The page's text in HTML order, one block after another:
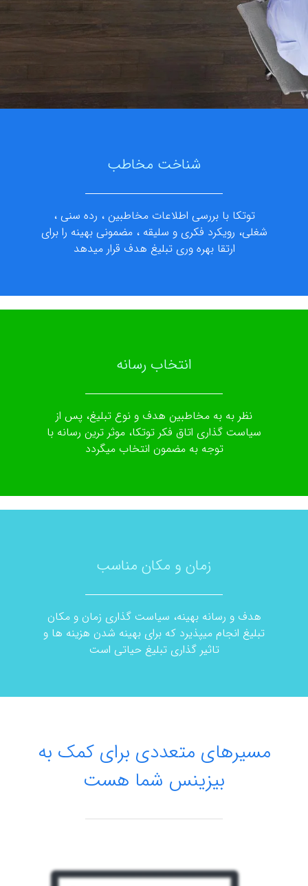
شناخت مخاطب
توتکا با بررسی اطلاعات مخاطبین ، رده سنی ،
شغلی، رویکرد فکری و سلیقه ، مضمونی بهینه را برای
ارتقا بهره وری تبلیغ هدف قرار میدهد
انتخاب رسانه
نظر به به مخاطبین هدف و نوع تبلیغ، پس از
سیاست گذاری اتاق فکر توتکا، موثر ترین رسانه با
توجه به مضمون انتخاب میگردد
زمان و مکان مناسب
هدف و رسانه بهینه، سیاست گذاری زمان و مکان
تبلیغ انجام میپذیرد که برای بهینه شدن هزینه ها و
تاثیر گذاری تبلیغ حیاتی است
مسیرهای متعددی برای کمک به
بیزینس شما هست